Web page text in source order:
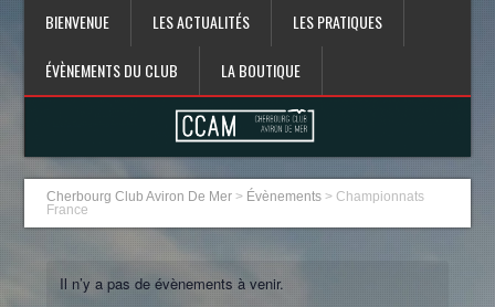
BIENVENUE LES ACTUALITÉS LES PRATIQUES
ÉVÈNEMENTS DU CLUB LA BOUTIQUE
Cherbourg Club Aviron De Mer > Évènements >Championnats
France
Il n’y a pas de évènements à venir.